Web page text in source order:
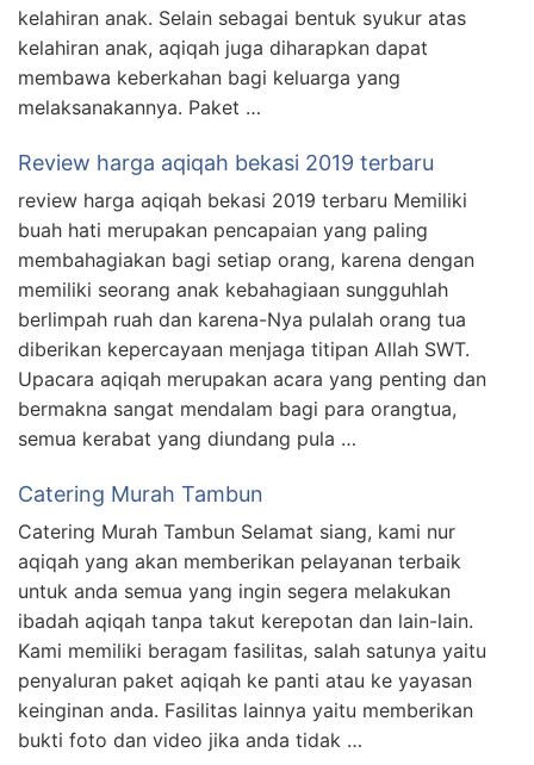
kelahiran anak. Selain sebagai bentuk syukur atas
kelahiran anak, aqiqah juga diharapkan dapat
membawa keberkahan bagi keluarga yang
melaksanakannya. Paket …
Review harga aqiqah bekasi 2019 terbaru
review harga aqiqah bekasi 2019 terbaru Memiliki
buah hati merupakan pencapaian yang paling
membahagiakan bagi setiap orang, karena dengan
memiliki seorang anak kebahagiaan sungguhlah
berlimpah ruah dan karena-Nya pulalah orang tua
diberikan kepercayaan menjaga titipan Allah SWT.
Upacara aqiqah merupakan acara yang penting dan
bermakna sangat mendalam bagi para orangtua,
semua kerabat yang diundang pula …
Catering Murah Tambun
Catering Murah Tambun Selamat siang, kami nur
aqiqah yang akan memberikan pelayanan terbaik
untuk anda semua yang ingin segera melakukan
ibadah aqiqah tanpa takut kerepotan dan lain-lain.
Kami memiliki beragam fasilitas, salah satunya yaitu
penyaluran paket aqiqah ke panti atau ke yayasan
keinginan anda. Fasilitas lainnya yaitu memberikan
bukti foto dan video jika anda tidak …